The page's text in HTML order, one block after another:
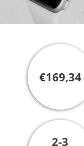
€169,34
2-3